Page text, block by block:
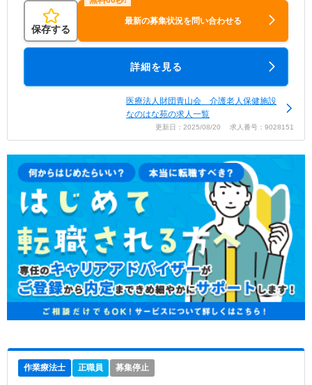
保存する
最新の募集状況を問い合わせる
詳細を見る
医療法人財団青山会 介護老人保健施設
なのはな苑の求人一覧
更新日：2025/08/20 求人番号：9028151
作業療法士 正職員 募集停止